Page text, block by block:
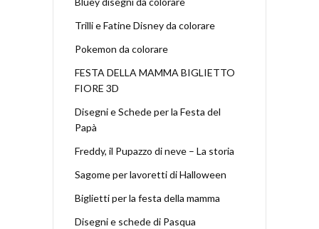
Trilli e Fatine Disney da colorare
Pokemon da colorare
FESTA DELLA MAMMA BIGLIETTO
FIORE 3D
Disegni e Schede per la Festa del
Papà
Freddy, il Pupazzo di neve – La storia
Sagome per lavoretti di Halloween
Biglietti per la festa della mamma
Disegni e schede di Pasqua